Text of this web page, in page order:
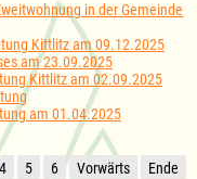
in der Gemeinde
Kittlitz am 09.12.2025
am 23.09.2025
Kittlitz am 02.09.2025
am 01.04.2025
4 5 6 Vorwärts Ende